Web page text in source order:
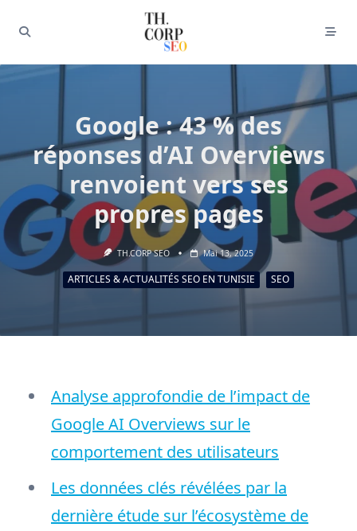
Google : 43 % des
réponses d’AI Overviews
renvoient vers ses
propres pages
TH.CORP SEO Mai 13, 2025
ARTICLES & ACTUALITÉS SEO EN TUNISIE SEO
Analyse approfondie de l’impact de
Google AI Overviews sur le
comportement des utilisateurs
Les données clés révélées par la
dernière étude sur l’écosystème de